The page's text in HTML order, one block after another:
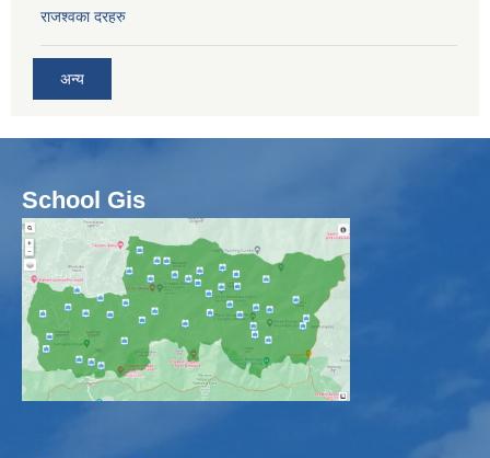
राजश्वका दरहरु
अन्य
School Gis